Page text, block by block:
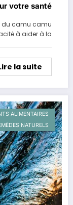
votre santé
du camu camu
à aider à la…
la suite
ALIMENTAIRES
NATURELS